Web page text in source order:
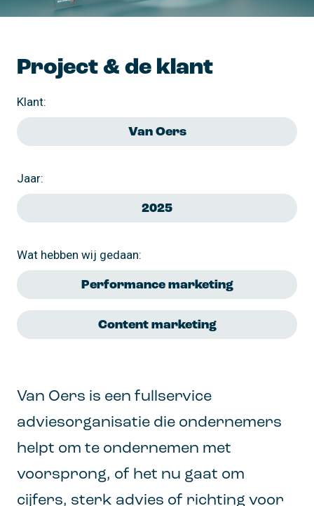
Project & de klant
Klant:
Van Oers
Jaar:
2025
Wat hebben wij gedaan:
Performance marketing
Content marketing
Van Oers is een fullservice
adviesorganisatie die ondernemers
helpt om te ondernemen met
voorsprong, of het nu gaat om
cijfers, sterk advies of richting voor